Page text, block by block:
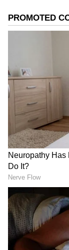
గూగుల్‌లో
2
6